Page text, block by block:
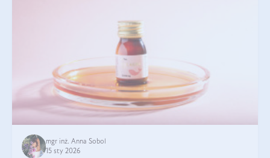
mgr inż. Anna Sobol
15 sty 2026